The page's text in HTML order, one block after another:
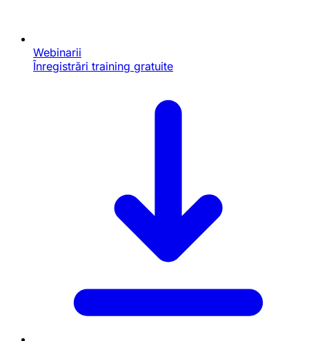
Webinarii
Înregistrări training gratuite